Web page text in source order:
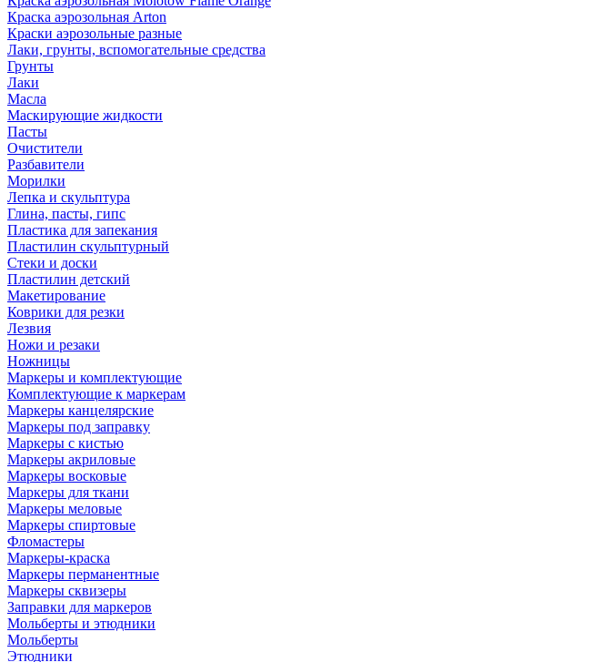
Краска аэрозольная Arton
Краски аэрозольные разные
Лаки, грунты, вспомогательные средства
Грунты
Лаки
Масла
Маскирующие жидкости
Пасты
Очистители
Разбавители
Морилки
Лепка и скульптура
Глина, пасты, гипс
Пластика для запекания
Пластилин скульптурный
Стеки и доски
Пластилин детский
Макетирование
Коврики для резки
Лезвия
Ножи и резаки
Ножницы
Маркеры и комплектующие
Комплектующие к маркерам
Маркеры канцелярские
Маркеры под заправку
Маркеры с кистью
Маркеры акриловые
Маркеры восковые
Маркеры для ткани
Маркеры меловые
Маркеры спиртовые
Фломастеры
Маркеры-краска
Маркеры перманентные
Маркеры сквизеры
Заправки для маркеров
Мольберты и этюдники
Мольберты
Этюдники